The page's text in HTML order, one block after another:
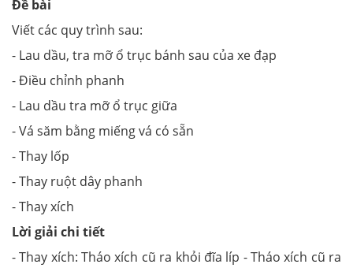
Đề bài
Viết các quy trình sau:
- Lau dầu, tra mỡ ổ trục bánh sau của xe đạp
- Điều chỉnh phanh
- Lau dầu tra mỡ ổ trục giữa
- Vá săm bằng miếng vá có sẵn
- Thay lốp
- Thay ruột dây phanh
- Thay xích
Lời giải chi tiết
- Thay xích: Tháo xích cũ ra khỏi đĩa líp - Tháo xích cũ ra